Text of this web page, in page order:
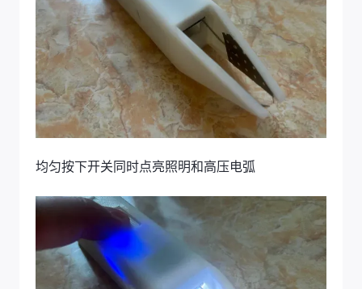
均匀按下开关同时点亮照明和高压电弧